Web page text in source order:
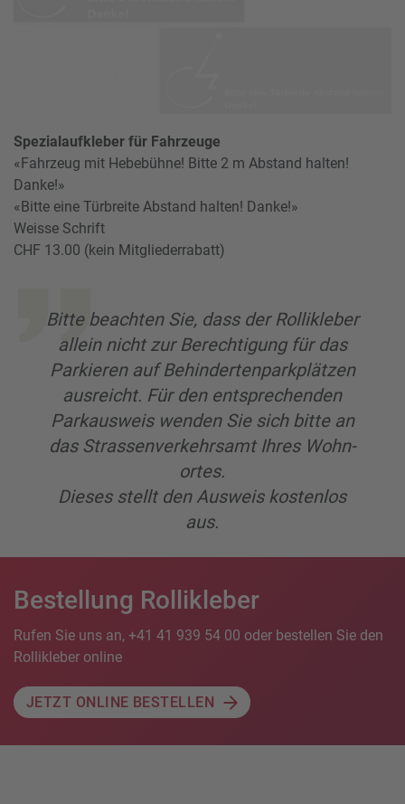
Spezialaufkleber für Fahrzeuge
«Fahrzeug mit Hebebühne! Bitte 2 m Abstand halten!
Danke!»
«Bitte eine Türbreite Abstand halten! Danke!»
Weisse Schrift
CHF 13.00 (kein Mitgliederrabatt)
Bitte beachten Sie, dass der Rollikleber
allein nicht zur Berech­tigung für das
Parkieren auf Behindertenparkplätzen
ausreicht. Für den entsprechenden
Parkausweis wenden Sie sich bitte an
das Strassenverkehrsamt Ihres Woh­n­
ortes.
Dieses stellt den Ausweis kostenlos
aus.
Bestellung Rollikleber
Rufen Sie uns an, +41 41 939 54 00 oder bestellen Sie den
Rollikleber online
JETZT ONLINE BESTELLEN